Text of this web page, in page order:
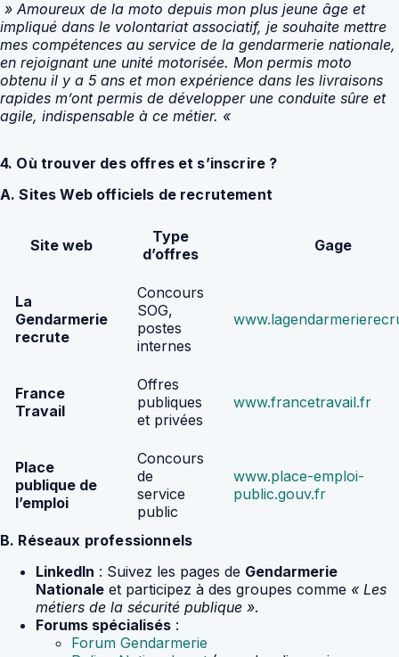
» Amoureux de la moto depuis mon plus jeune âge et
impliqué dans le volontariat associatif, je souhaite mettre
mes compétences au service de la gendarmerie nationale,
en rejoignant une unité motorisée. Mon permis moto
obtenu il y a 5 ans et mon expérience dans les livraisons
rapides m’ont permis de développer une conduite sûre et
agile, indispensable à ce métier. «
4. Où trouver des offres et s’inscrire ?
A. Sites Web officiels de recrutement
Site web
Type
d’offres
Gage
La
Gendarmerie
recrute
Concours
SOG,
postes
internes
France
Travail
Offres
publiques
et privées
www.francetravail.fr
Place
publique de
l’emploi
Concours
de
service
public
www.place-emploi-
public.gouv.fr
B. Réseaux professionnels
LinkedIn : Suivez les pages de Gendarmerie
Nationale et participez à des groupes comme « Les
métiers de la sécurité publique ».
Forums spécialisés :
Forum Gendarmerie